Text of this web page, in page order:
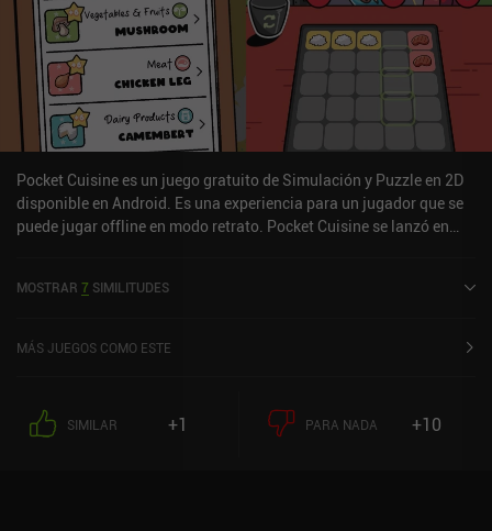
Pocket Cuisine es un juego gratuito de Simulación y Puzzle en 2D
disponible en Android. Es una experiencia para un jugador que se
puede jugar offline en modo retrato. Pocket Cuisine se lanzó en
MOSTRAR 7 SIMILITUDES
MÁS JUEGOS COMO ESTE
SIMILAR +1 PARA NADA +10